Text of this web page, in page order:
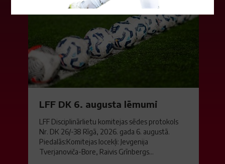
LFF DK 6. augusta lēmumi
LFF Disciplinārlietu komitejas sēdes protokols
Nr. DK 26/-38 Rīgā, 2026. gada 6. augustā.
Piedalās:Komitejas locekļi: Jevgenija
Tverjanoviča-Bore, Raivis Grīnbergs...